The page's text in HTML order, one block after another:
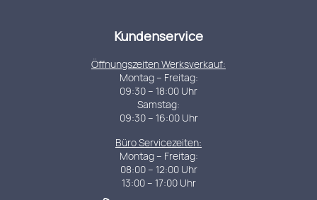
Kundenservice
Öffnungszeiten Werksverkauf:
Montag – Freitag:
09:30 – 18:00 Uhr
Samstag:
09:30 – 16:00 Uhr
Büro Servicezeiten:
Montag – Freitag:
08:00 – 12:00 Uhr
13:00 – 17:00 Uhr